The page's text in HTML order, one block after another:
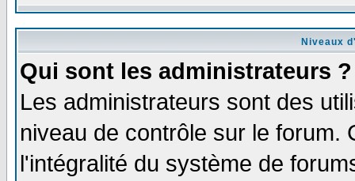
Niveaux
Qui sont les administrateurs ?
Les administrateurs sont des
niveau de contrôle sur le forum.
l'intégralité du système de